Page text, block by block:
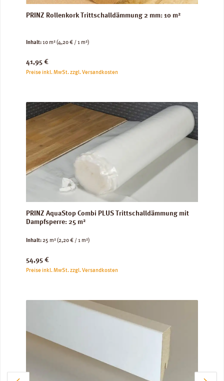
PRINZ Rollenkork Trittschalldämmung 2 mm: 10 m²
Inhalt:10 m²(4,20 € / 1 m²)
Regulärer Preis:
41,95 €
Preise inkl. MwSt. zzgl. Versandkosten
PRINZ AquaStop Combi PLUS Trittschalldämmung mit
Dampfsperre: 25 m²
Inhalt:25 m²(2,20 € / 1 m²)
Regulärer Preis:
54,95 €
Preise inkl. MwSt. zzgl. Versandkosten